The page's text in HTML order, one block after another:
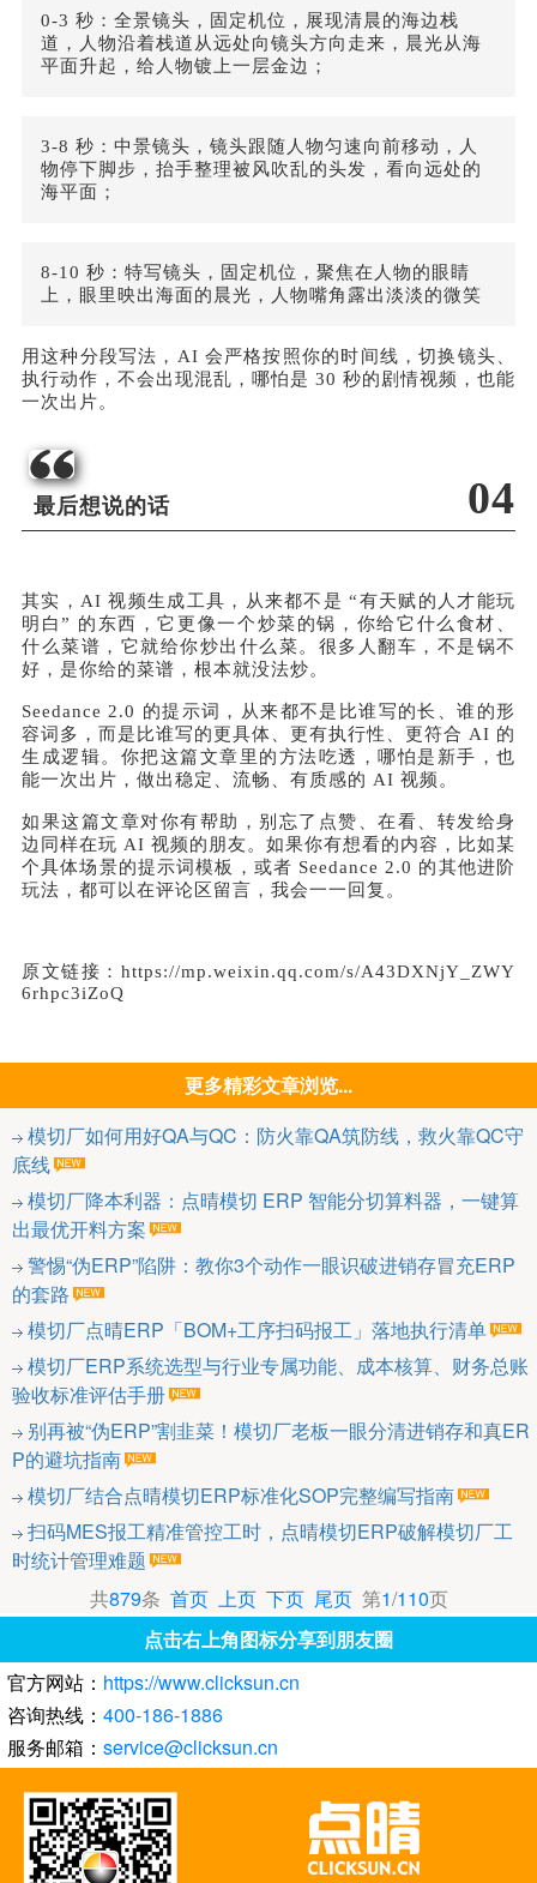
0-3 秒：全景镜头，固定机位，展现清晨的海边栈
道，人物沿着栈道从远处向镜头方向走来，晨光从海
平面升起，给人物镀上一层金边；
3-8 秒：中景镜头，镜头跟随人物匀速向前移动，人
物停下脚步，抬手整理被风吹乱的头发，看向远处的
海平面；
8-10 秒：特写镜头，固定机位，聚焦在人物的眼睛
上，眼里映出海面的晨光，人物嘴角露出淡淡的微笑
用这种分段写法，AI 会严格按照你的时间线，切换镜头、
执行动作，不会出现混乱，哪怕是 30 秒的剧情视频，也能
一次出片。
最后想说的话 04
其实，AI 视频生成工具，从来都不是 “有天赋的人才能玩
明白” 的东西，它更像一个炒菜的锅，你给它什么食材、
什么菜谱，它就给你炒出什么菜。很多人翻车，不是锅不
好，是你给的菜谱，根本就没法炒。
Seedance 2.0 的提示词，从来都不是比谁写的长、谁的形
容词多，而是比谁写的更具体、更有执行性、更符合 AI 的
生成逻辑。你把这篇文章里的方法吃透，哪怕是新手，也
能一次出片，做出稳定、流畅、有质感的 AI 视频。
如果这篇文章对你有帮助，别忘了点赞、在看、转发给身
边同样在玩 AI 视频的朋友。如果你有想看的内容，比如某
个具体场景的提示词模板，或者 Seedance 2.0 的其他进阶
玩法，都可以在评论区留言，我会一一回复。
原文链接：https://mp.weixin.qq.com/s/A43DXNjY_ZWY
6rhpc3iZoQ
更多精彩文章浏览...
模切厂如何用好QA与QC：防火靠QA筑防线，救火靠QC守
底线
模切厂降本利器：点晴模切 ERP 智能分切算料器，一键算
出最优开料方案
警惕“伪ERP”陷阱：教你3个动作一眼识破进销存冒充ERP
的套路
模切厂点晴ERP「BOM+工序扫码报工」落地执行清单
模切厂ERP系统选型与行业专属功能、成本核算、财务总账
验收标准评估手册
别再被“伪ERP”割韭菜！模切厂老板一眼分清进销存和真ER
P的避坑指南
模切厂结合点晴模切ERP标准化SOP完整编写指南
扫码MES报工精准管控工时，点晴模切ERP破解模切厂工
时统计管理难题
共879条 首页 上页 下页 尾页第1/110页
点击右上角图标分享到朋友圈
官方网站： https://www.clicksun.cn
咨询热线： 400-186-1886
服务邮箱： service@clicksun.cn